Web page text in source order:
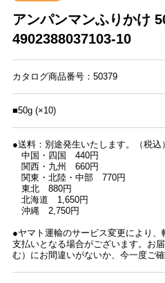
アンパンマンふりかけ
4902388037103-10
カタログ商品番号：50379
■50g (×10)
●送料：別途発生いたします。（税込）
中国・四国 440円
関西・九州 660円
関東・北陸・中部 770円
東北 880円
北海道 1,650円
沖縄 2,750円
●ヤマト運輸のサービス変更により
支払いとなる場合がございます。お
む）にお間違いがないか、今一度ご確